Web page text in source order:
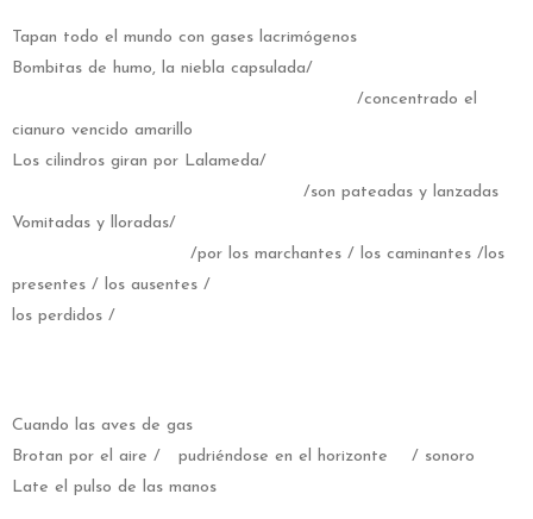
Tapan todo el mundo con gases lacrimógenos
Bombitas de humo, la niebla capsulada/
/concentrado el
cianuro vencido amarillo
Los cilindros giran por Lalameda/
/son pateadas y lanzadas
Vomitadas y lloradas/
/por los marchantes / los caminantes /los
presentes / los ausentes /
los perdidos /
Cuando las aves de gas
Brotan por el aire / pudriéndose en el horizonte / sonoro
Late el pulso de las manos